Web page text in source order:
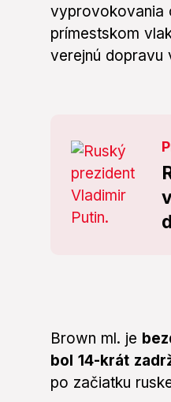
vyprovokovania
prímestskom
verejnú dopravu
Brown ml. je
bol 14-krát
po začiatku